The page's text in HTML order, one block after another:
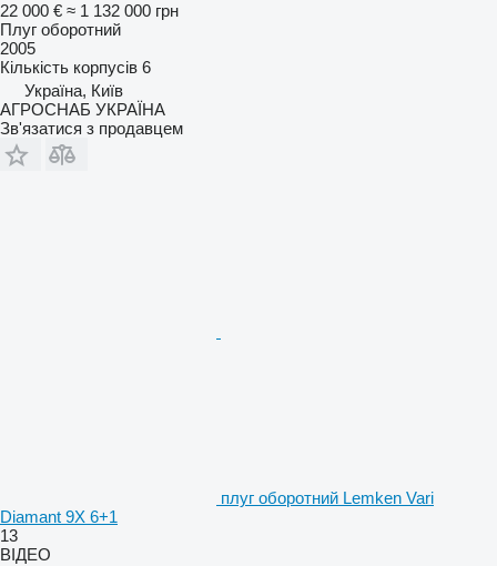
22 000 € ≈ 1 132 000 грн
Плуг оборотний
2005
Кількість корпусів 6
Україна, Київ
АГРОСНАБ УКРАЇНА
Зв'язатися з продавцем
плуг оборотний Lemken Vari
Diamant 9X 6+1
13
ВІДЕО